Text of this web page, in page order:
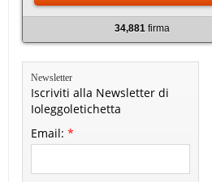
34,881firma
Newsletter
Iscriviti alla Newsletter di
Ioleggoletichetta
Email:*